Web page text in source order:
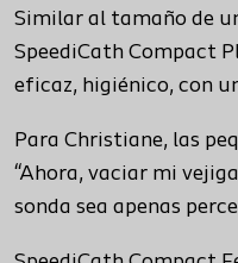
Similar al tamaño de
SpeediCath Compact
eficaz, higiénico, con
Para Christiane, las
“Ahora, vaciar mi
sonda sea apenas